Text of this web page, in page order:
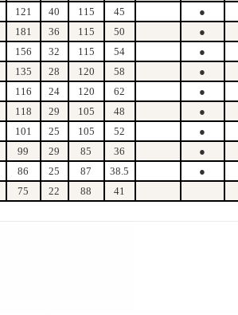
121 40 115 45 ●
181 36 115 50 ●
156 32 115 54 ●
135 28 120 58 ●
116 24 120 62 ●
118 29 105 48 ●
101 25 105 52 ●
99 29 85 36 ●
86 25 87 38.5 ●
75 22 88 41